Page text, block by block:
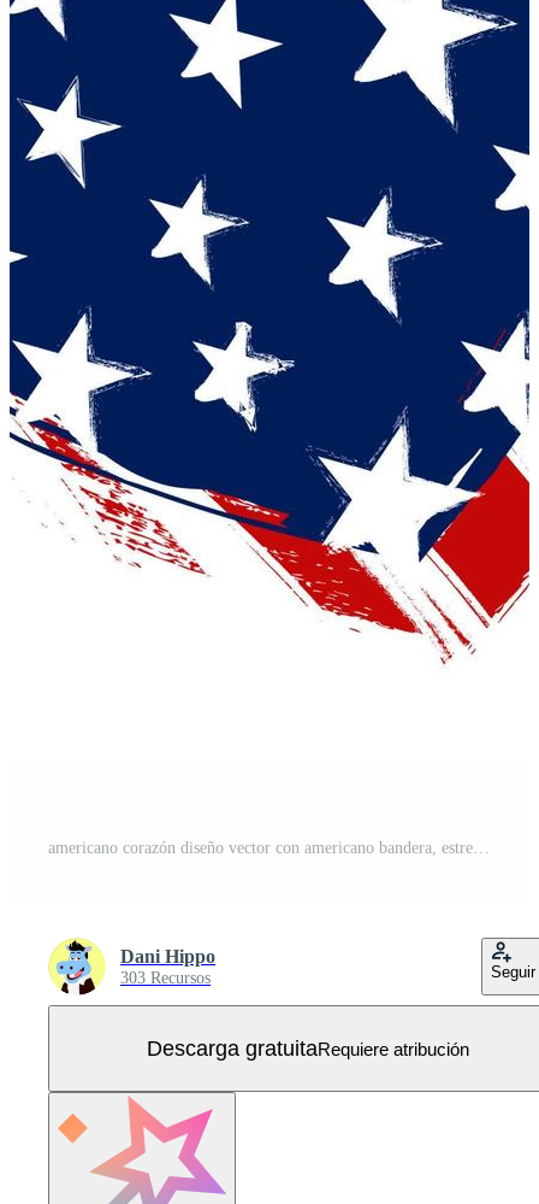
americano corazón diseño vector con americano bandera, estrella y rayas elementos Vector Gratis
Dani Hippo
303 Recursos Seguir
Descarga gratuitaRequiere atribución